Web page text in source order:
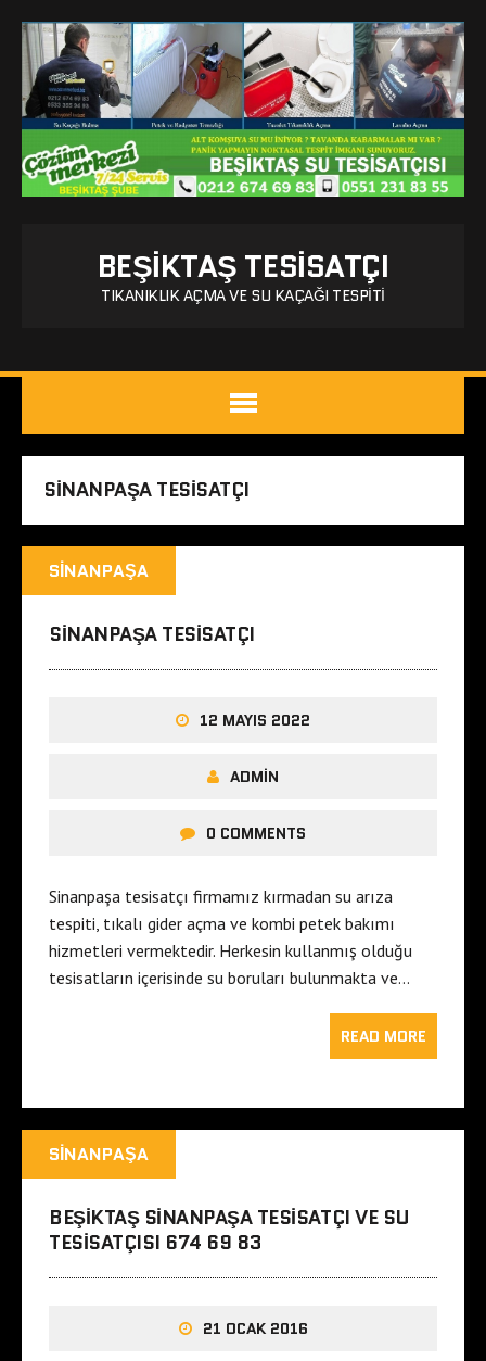
BEŞIKTAŞ TESISATÇI
TIKANIKLIK AÇMA VE SU KAÇAĞI TESPITI
SINANPAŞA TESISATÇI
SINANPAŞA
SINANPAŞA TESISATÇI
12 MAYIS 2022
ADMIN
0 COMMENTS
Sinanpaşa tesisatçı firmamız kırmadan su arıza
tespiti, tıkalı gider açma ve kombi petek bakımı
hizmetleri vermektedir. Herkesin kullanmış olduğu
tesisatların içerisinde su boruları bulunmakta ve…
READ MORE
SINANPAŞA
BEŞIKTAŞ SINANPAŞA TESISATÇI VE SU
TESISATÇISI 674 69 83
21 OCAK 2016